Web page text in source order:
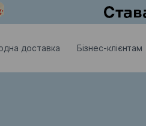
доставка Бізнес-клієнтам